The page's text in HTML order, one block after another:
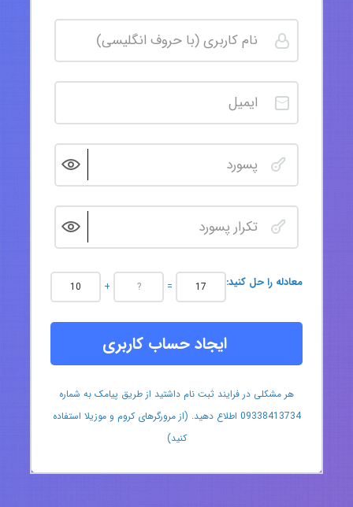
:معادله را حل کنید + =
ایجاد حساب کاربری
هر مشکلی در فرایند ثبت نام داشتید از طریق پیامک به شماره
09338413734 اطلاع دهید. (از مرورگرهای کروم و موزیلا استفاده
کنید)